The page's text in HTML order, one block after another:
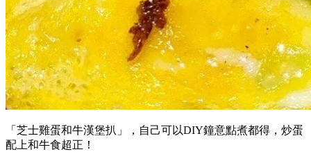
「芝士雞蛋和牛漢堡扒」，自己可以DIY鐘意點煮都得，炒蛋
配上和牛食超正！